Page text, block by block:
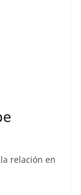
relación en